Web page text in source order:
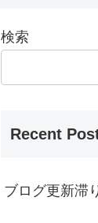
検索
Recent
ブログ更新滞